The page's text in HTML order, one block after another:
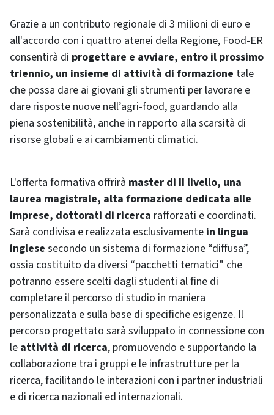
Grazie a un contributo regionale di 3 milioni di euro e
all'accordo con i quattro atenei della Regione, Food-ER
consentirà di progettare e avviare, entro il prossimo
triennio, un insieme di attività di formazione tale
che possa dare ai giovani gli strumenti per lavorare e
dare risposte nuove nell’agri-food, guardando alla
piena sostenibilità, anche in rapporto alla scarsità di
risorse globali e ai cambiamenti climatici.
L'offerta formativa offrirà master di II livello, una
laurea magistrale, alta formazione dedicata alle
imprese, dottorati di ricerca rafforzati e coordinati.
Sarà condivisa e realizzata esclusivamente in lingua
inglese secondo un sistema di formazione “diffusa”,
ossia costituito da diversi “pacchetti tematici” che
potranno essere scelti dagli studenti al fine di
completare il percorso di studio in maniera
personalizzata e sulla base di specifiche esigenze. Il
percorso progettato sarà sviluppato in connessione con
le attività di ricerca, promuovendo e supportando la
collaborazione tra i gruppi e le infrastrutture per la
ricerca, facilitando le interazioni con i partner industriali
e di ricerca nazionali ed internazionali.